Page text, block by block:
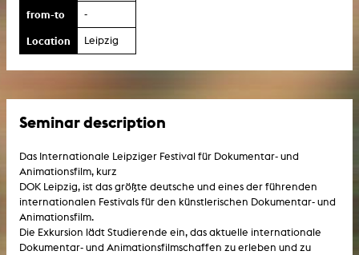
from-to -
Location Leipzig
Seminar description
Das Internationale Leipziger Festival für Dokumentar- und
Animationsfilm, kurz
DOK Leipzig, ist das größte deutsche und eines der führenden
internationalen Festivals für den künstlerischen Dokumentar- und
Animationsfilm.
Die Exkursion lädt Studierende ein, das aktuelle internationale
Dokumentar- und Animationsfilmschaffen zu erleben und zu